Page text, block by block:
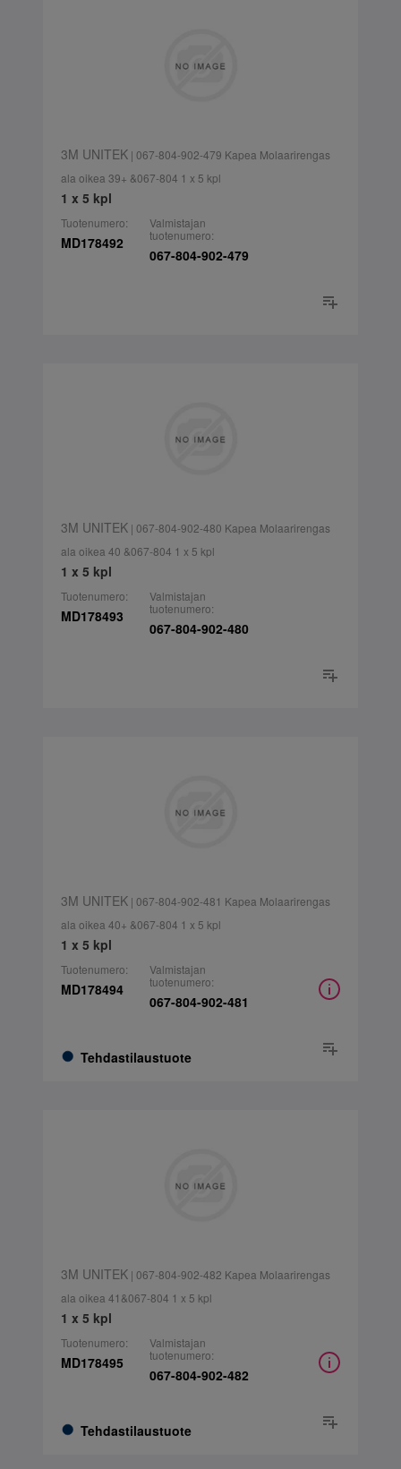
3M UNITEK| 067-804-902-479 Kapea Molaarirengas
ala oikea 39+ &067-804 1 x 5 kpl
1 x 5 kpl
Tuotenumero:
MD178492
Valmistajan
tuotenumero:
067-804-902-479
3M UNITEK| 067-804-902-480 Kapea Molaarirengas
ala oikea 40 &067-804 1 x 5 kpl
1 x 5 kpl
Tuotenumero:
MD178493
Valmistajan
tuotenumero:
067-804-902-480
3M UNITEK| 067-804-902-481 Kapea Molaarirengas
ala oikea 40+ &067-804 1 x 5 kpl
1 x 5 kpl
Tuotenumero:
MD178494
Tehdastilaustuote
Valmistajan
tuotenumero:
067-804-902-481
3M UNITEK| 067-804-902-482 Kapea Molaarirengas
ala oikea 41&067-804 1 x 5 kpl
1 x 5 kpl
Tuotenumero:
MD178495
Tehdastilaustuote
Valmistajan
tuotenumero:
067-804-902-482